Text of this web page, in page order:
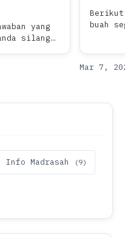
silang
buah segitiga
Info Madrasah